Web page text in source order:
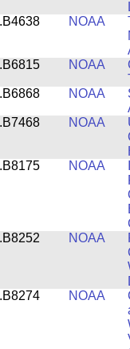
NOAA
NOAA
NOAA
NOAA
NOAA
NOAA
NOAA